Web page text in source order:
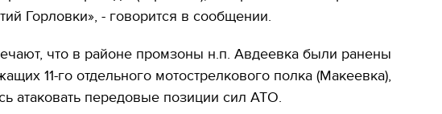
Горловки», - говорится в сообщении.
что в районе промзоны н.п. Авдеевка были ранены
11-го отдельного мотострелкового полка (Макеевка),
атаковать передовые позиции сил АТО.